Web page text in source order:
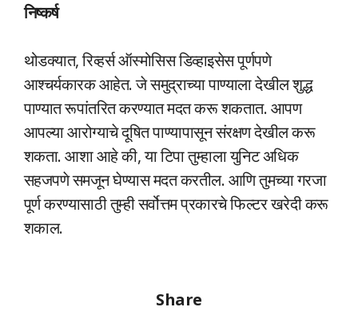
निष्कर्ष
थोडक्यात, रिव्हर्स ऑस्मोसिस डिव्हाइसेस पूर्णपणे
आश्चर्यकारक आहेत. जे समुद्राच्या पाण्याला देखील शुद्ध
पाण्यात रूपांतरित करण्यात मदत करू शकतात. आपण
आपल्या आरोग्याचे दूषित पाण्यापासून संरक्षण देखील करू
शकता. आशा आहे की, या टिपा तुम्हाला युनिट अधिक
सहजपणे समजून घेण्यास मदत करतील. आणि तुमच्या गरजा
पूर्ण करण्यासाठी तुम्ही सर्वोत्तम प्रकारचे फिल्टर खरेदी करू
शकाल.
Share